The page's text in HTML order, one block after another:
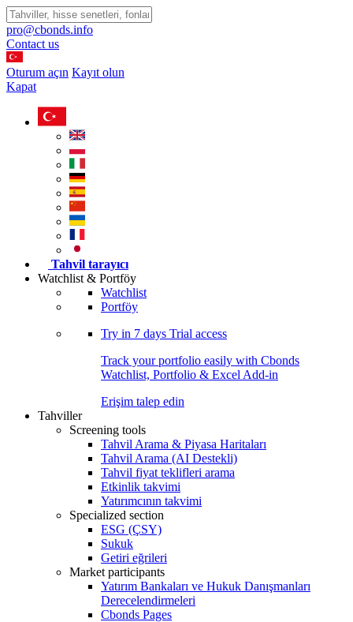
pro@cbonds.info
Contact us
Oturum açın Kayıt olun
Kapat
Tahvil tarayıcı
Watchlist & Portföy
Watchlist
Portföy
Try in 7 days Trial access
Track your portfolio easily with Cbonds
Watchlist, Portfolio & Excel Add-in
Erişim talep edin
Tahviller
Screening tools
Tahvil Arama & Piyasa Haritaları
Tahvil Arama (AI Destekli)
Tahvil fiyat teklifleri arama
Etkinlik takvimi
Yatırımcının takvimi
Specialized section
ESG (ÇSY)
Sukuk
Getiri eğrileri
Market participants
Yatırım Bankaları ve Hukuk Danışmanları
Derecelendirmeleri
Cbonds Pages